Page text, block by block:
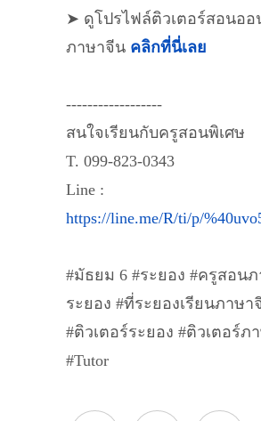
➤ ดูโปรไฟล์ติวเตอร์สอนออ
ภาษาจีน คลิกที่นี่เลย
------------------
สนใจเรียนกับครูสอนพิเศษ
T. 099-823-0343
Line :
https://line.me/R/ti/p/
#มัธยม 6 #ระยอง #ครูสอน
ระยอง #ที่ระยองเรียนภาษ
#ติวเตอร์ระยอง #ติวเตอร์ภ
#Tutor